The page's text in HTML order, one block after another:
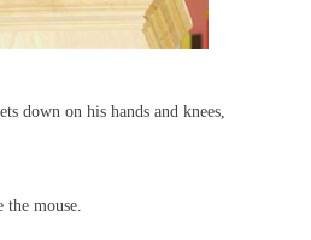
down on his hands and knees,
the mouse.